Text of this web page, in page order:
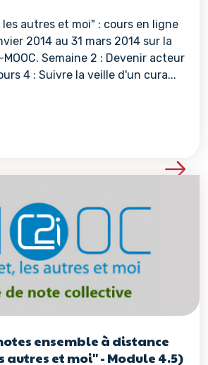
les autres et moi" : cours en ligne
2014 au 31 mars 2014 sur la
Semaine 2 : Devenir acteur
4 : Suivre la veille d'un cura...
Voir les détails de la
ensemble à distance
autres et moi" - Module 4.5)